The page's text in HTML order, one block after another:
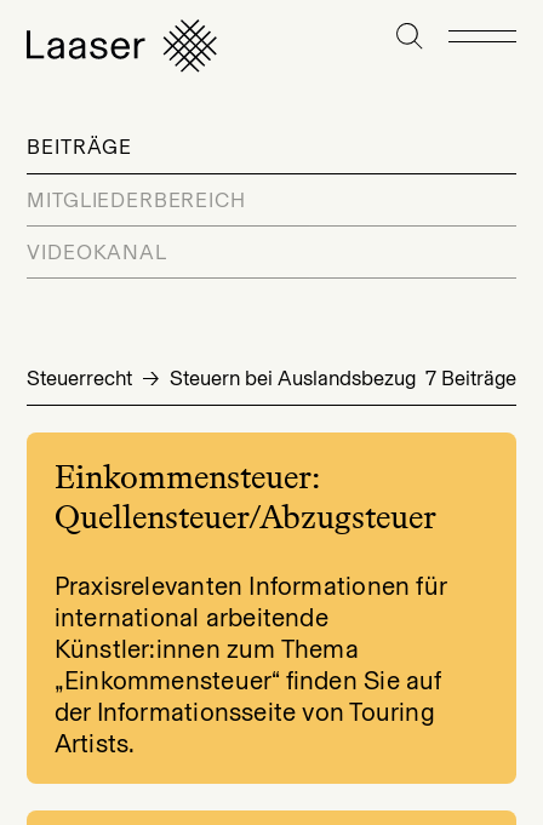
BEITRÄGE
MITGLIEDERBEREICH
VIDEOKANAL
Steuerrecht Steuern bei Auslandsbezug 7 Beiträge
Einkommensteuer:
Quellensteuer/Abzugsteuer
Praxisrelevanten Informationen für
international arbeitende
Künstler:innen zum Thema
„Einkommensteuer“ finden Sie auf
der Informationsseite von Touring
Artists.